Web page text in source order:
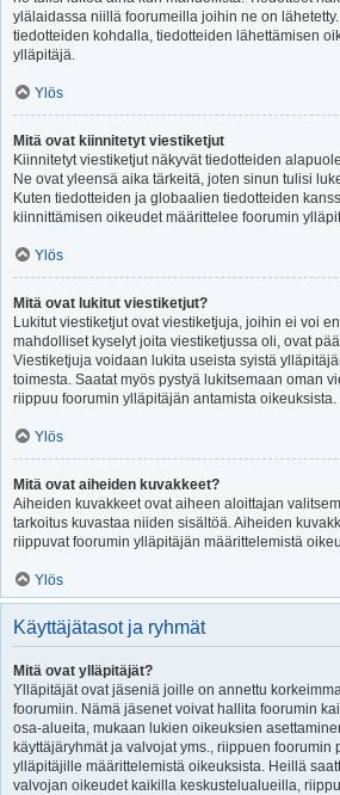
ylälaidassa niillä foorumeilla joihin ne on
tiedotteiden kohdalla, tiedotteiden lähettämisen
ylläpitäjä.
Ylös
Mitä ovat kiinnitetyt viestiketjut
Kiinnitetyt viestiketjut näkyvät tiedotteiden
Ne ovat yleensä aika tärkeitä, joten sinun tulisi
Kuten tiedotteiden ja globaalien tiedotteiden
kiinnittämisen oikeudet määrittelee foorumin
Ylös
Mitä ovat lukitut viestiketjut?
Lukitut viestiketjut ovat viestiketjuja, joihin ei voi
mahdolliset kyselyt joita viestiketjussa oli, ovat
Viestiketjuja voidaan lukita useista syistä
toimesta. Saatat myös pystyä lukitsemaan oman
riippuu foorumin ylläpitäjän antamista oikeuksista.
Ylös
Mitä ovat aiheiden kuvakkeet?
Aiheiden kuvakkeet ovat aiheen aloittajan
tarkoitus kuvastaa niiden sisältöä. Aiheiden
riippuvat foorumin ylläpitäjän määrittelemistä
Ylös
Käyttäjätasot ja ryhmät
Mitä ovat ylläpitäjät?
Ylläpitäjät ovat jäseniä joille on annettu
foorumiin. Nämä jäsenet voivat hallita foorumin
osa-alueita, mukaan lukien oikeuksien
käyttäjäryhmät ja valvojat yms., riippuen foorumin
ylläpitäjille määrittelemistä oikeuksista. Heillä
valvojan oikeudet kaikilla keskustelualueilla,